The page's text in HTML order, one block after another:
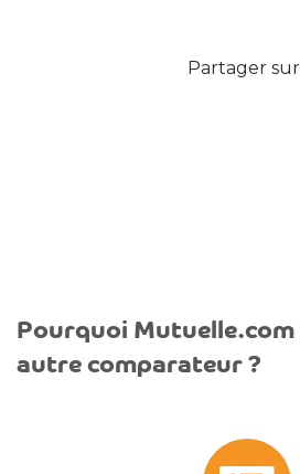
Partager sur
Pourquoi
autre comparateur ?